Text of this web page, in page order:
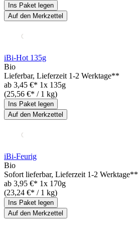
Ins Paket legen
Auf den Merkzettel
iBi-Hot 135g
Bio
Lieferbar, Lieferzeit 1-2 Werktage**
ab 3,45 €* 1x 135g
(25,56 €* / 1 kg)
Ins Paket legen
Auf den Merkzettel
iBi-Feurig
Bio
Sofort lieferbar, Lieferzeit 1-2 Werktage**
ab 3,95 €* 1x 170g
(23,24 €* / 1 kg)
Ins Paket legen
Auf den Merkzettel